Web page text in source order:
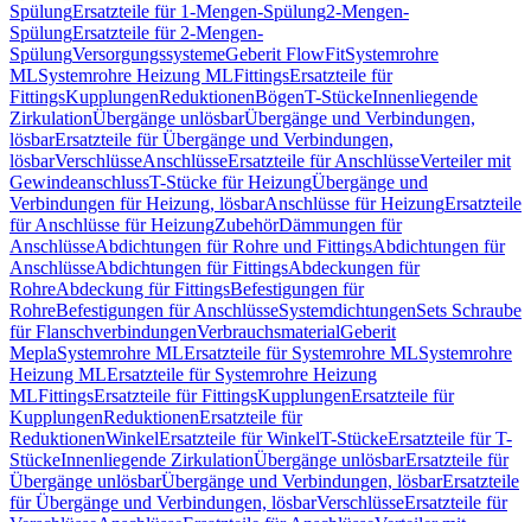
SpülungErsatzteile für 1-Mengen-Spülung2-Mengen-
SpülungErsatzteile für 2-Mengen-
SpülungVersorgungssystemeGeberit FlowFitSystemrohre
MLSystemrohre Heizung MLFittingsErsatzteile für
FittingsKupplungenReduktionenBögenT-StückeInnenliegende
ZirkulationÜbergänge unlösbarÜbergänge und Verbindungen,
lösbarErsatzteile für Übergänge und Verbindungen,
lösbarVerschlüsseAnschlüsseErsatzteile für AnschlüsseVerteiler mit
GewindeanschlussT-Stücke für HeizungÜbergänge und
Verbindungen für Heizung, lösbarAnschlüsse für HeizungErsatzteile
für Anschlüsse für HeizungZubehörDämmungen für
AnschlüsseAbdichtungen für Rohre und FittingsAbdichtungen für
AnschlüsseAbdichtungen für FittingsAbdeckungen für
RohreAbdeckung für FittingsBefestigungen für
RohreBefestigungen für AnschlüsseSystemdichtungenSets Schraube
für FlanschverbindungenVerbrauchsmaterialGeberit
MeplaSystemrohre MLErsatzteile für Systemrohre MLSystemrohre
Heizung MLErsatzteile für Systemrohre Heizung
MLFittingsErsatzteile für FittingsKupplungenErsatzteile für
KupplungenReduktionenErsatzteile für
ReduktionenWinkelErsatzteile für WinkelT-StückeErsatzteile für T-
StückeInnenliegende ZirkulationÜbergänge unlösbarErsatzteile für
Übergänge unlösbarÜbergänge und Verbindungen, lösbarErsatzteile
für Übergänge und Verbindungen, lösbarVerschlüsseErsatzteile für